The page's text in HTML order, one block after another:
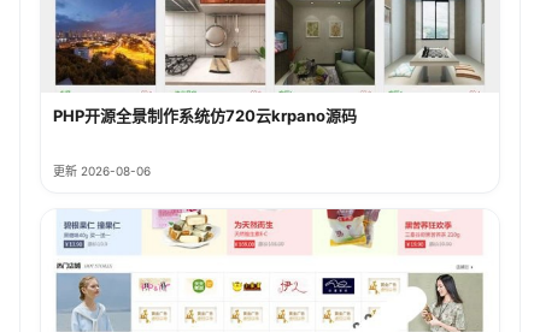
PHP开源全景制作系统仿720云krpano源码
更新 2026-08-06